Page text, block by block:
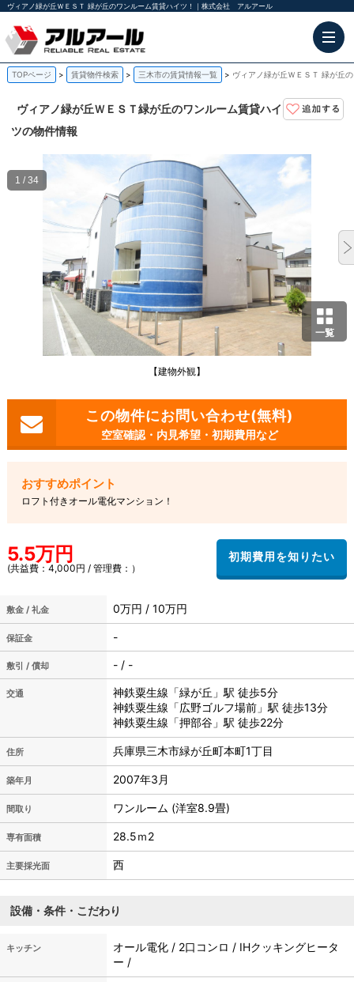
ヴィアノ緑が丘ＷＥＳＴ 緑が丘のワンルーム賃貸ハイツ！｜株式会社 アルアール
TOPページ 賃貸物件検索 三木市の賃貸情報一覧 ヴィアノ緑が丘ＷＥＳＴ 緑が丘
ヴィアノ緑が丘ＷＥＳＴ緑が丘のワンルーム賃貸ハイ
ツの物件情報
一覧
【建物外観】
1 / 34
空室確認・内見希望・初期費用など
ロフト付きオール電化マンション！
5.5万円
(共益費：4,000円 / 管理費：）
敷金 / 礼金 0万円 / 10万円
保証金 -
敷引 / 償却 - / -
交通
神鉄粟生線「緑が丘」駅 徒歩5分
神鉄粟生線「広野ゴルフ場前」駅 徒歩13分
神鉄粟生線「押部谷」駅 徒歩22分
住所 兵庫県三木市緑が丘町本町1丁目
築年月 2007年3月
間取り ワンルーム (洋室8.9畳)
専有面積 28.5ｍ2
主要採光面 西
設備・条件・こだわり
キッチン
オール電化 / 2口コンロ / IHクッキングヒータ
ー /